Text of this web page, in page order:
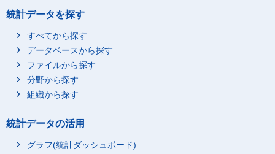
統計データを探す
すべてから探す
データベースから探す
ファイルから探す
分野から探す
組織から探す
統計データの活用
グラフ(統計ダッシュボード)